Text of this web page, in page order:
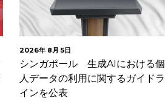
2026年 8月 5日
シンガポール 生成AIにおける個
人データの利用に関するガイドラ
インを公表